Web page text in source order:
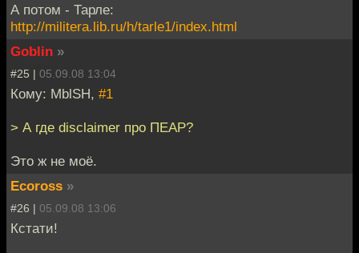
А потом - Тарле:
http://militera.lib.ru/h/tarle1/index.html
Goblin »
#25 | 05.09.08 13:04
Кому: MblSH, #1
> А где disclaimer про ПЕАР?
Это ж не моё.
Ecoross »
#26 | 05.09.08 13:06
Кстати!